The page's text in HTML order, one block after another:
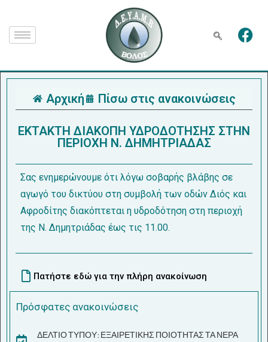
Αρχική Πίσω στις ανακοινώσεις
EKTAKTH ΔΙΑΚΟΠΗ ΥΔΡΟΔΟΤΗΣΗΣ ΣΤΗΝ
ΠΕΡΙΟΧΗ Ν. ΔΗΜΗΤΡΙΑΔΑΣ
Σας ενημερώνουμε ότι λόγω σοβαρής βλάβης σε
αγωγό του δικτύου στη συμβολή των οδών Διός και
Αφροδίτης διακόπτεται η υδροδότηση στη περιοχή
της Ν. Δημητριάδας έως τις 11.00.
Πατήστε εδώ για την πλήρη ανακοίνωση
Πρόσφατες ανακοινώσεις
ΔΕΛΤΙΟ ΤΥΠΟΥ: ΕΞΑΙΡΕΤΙΚΗΣ ΠΟΙΟΤΗΤΑΣ ΤΑ ΝΕΡΑ